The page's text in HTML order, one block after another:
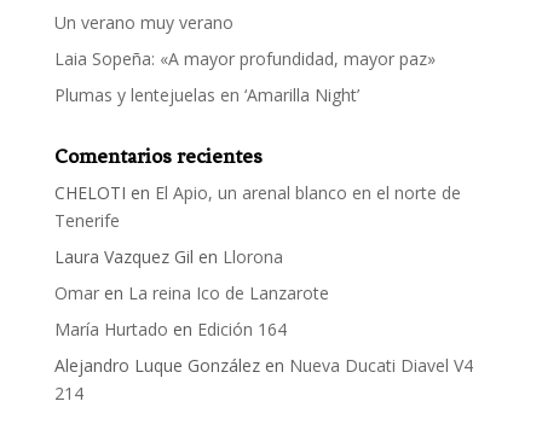
Un verano muy verano
Laia Sopeña: «A mayor profundidad, mayor paz»
Plumas y lentejuelas en ‘Amarilla Night’
Comentarios recientes
CHELOTI en El Apio, un arenal blanco en el norte de
Tenerife
Laura Vazquez Gil en Llorona
Omaren La reina Ico de Lanzarote
María Hurtado en Edición 164
Alejandro Luque Gonzálezen Nueva Ducati Diavel V4
214